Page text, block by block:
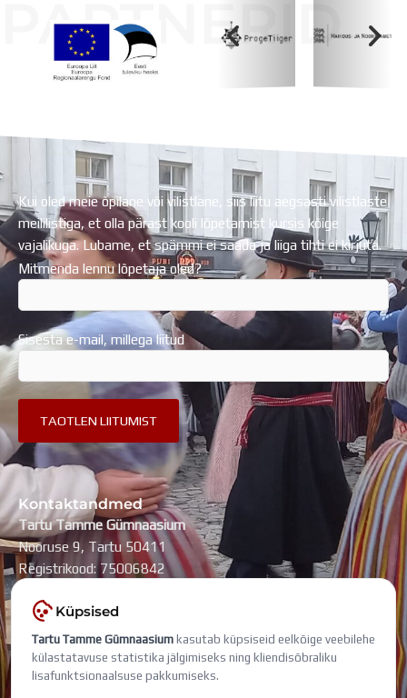
PARTNERID
Kui oled meie õpilane või vilistlane, siis liitu aegsasti vilistlaste
meililistiga, et olla pärast kooli lõpetamist kursis kõige
vajalikuga. Lubame, et spämmi ei saada ja liiga tihti ei kirjuta.
Mitmenda lennu lõpetaja oled?
Sisesta e-mail, millega liitud
Kontaktandmed
Tartu Tamme Gümnaasium
Nooruse 9, Tartu 50411
Registrikood: 75006842
KONTAKTID
SearchSearch
Küpsised
Tartu Tamme Gümnaasium kasutab küpsiseid eelkõige veebilehe
külastatavuse statistika jälgimiseks ning kliendisõbraliku
lisafunktsionaalsuse pakkumiseks.